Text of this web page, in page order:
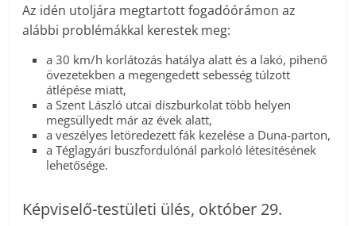
Az idén utoljára megtartott fogadóórámon az
alábbi problémákkal kerestek meg:
a 30 km/h korlátozás hatálya alatt és a lakó, pihenő
övezetekben a megengedett sebesség túlzott
átlépése miatt,
a Szent László utcai díszburkolat több helyen
megsüllyedt már az évek alatt,
a veszélyes letöredezett fák kezelése a Duna-parton,
a Téglagyári buszfordulónál parkoló létesítésének
lehetősége.
Képviselő-testületi ülés, október 29.